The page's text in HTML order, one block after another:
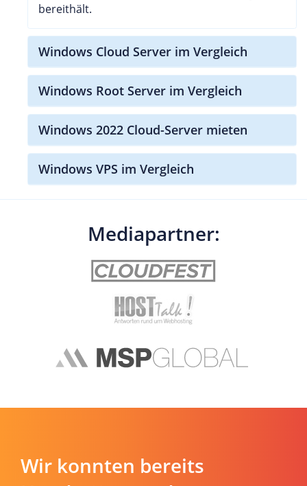
bereithält.
Windows Cloud Server im Vergleich
Windows Root Server im Vergleich
Windows 2022 Cloud-Server mieten
Windows VPS im Vergleich
Mediapartner:
Wir konnten bereits